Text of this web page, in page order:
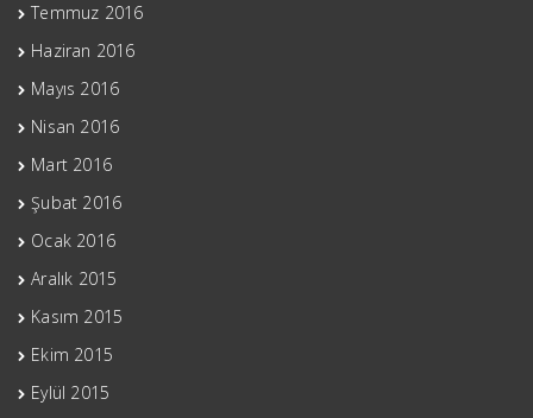
Temmuz 2016
Haziran 2016
Mayıs 2016
Nisan 2016
Mart 2016
Şubat 2016
Ocak 2016
Aralık 2015
Kasım 2015
Ekim 2015
Eylül 2015